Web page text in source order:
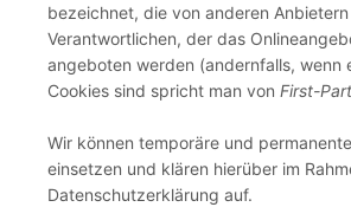
bezeichnet, die von anderen
Verantwortlichen, der das
angeboten werden (andernfalls, wenn
Cookies sind spricht man von First-
Wir können temporäre und
einsetzen und klären hierüber im
Datenschutzerklärung auf.